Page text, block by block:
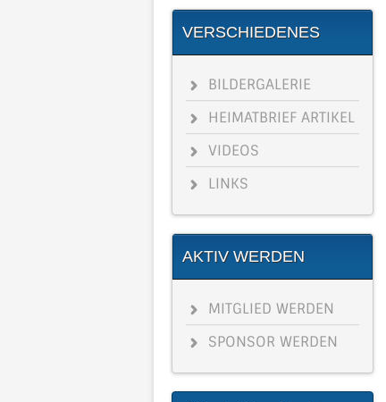
VERSCHIEDENES
BILDERGALERIE
HEIMATBRIEF ARTIKEL
VIDEOS
LINKS
AKTIV WERDEN
MITGLIED WERDEN
SPONSOR WERDEN